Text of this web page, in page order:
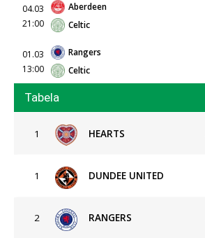
04.03
21:00
Aberdeen
Celtic
01.03
13:00
Rangers
Celtic
Tabela
1 HEARTS
1 DUNDEE UNITED
2 RANGERS